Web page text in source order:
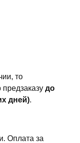
то
предзаказудо
дней).
Оплата за